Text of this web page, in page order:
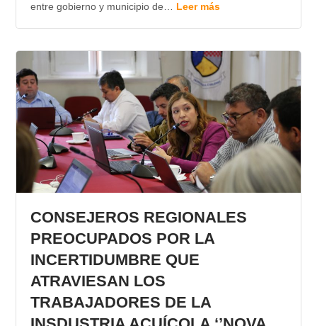
entre gobierno y municipio de… Leer más
CONSEJEROS REGIONALES
PREOCUPADOS POR LA
INCERTIDUMBRE QUE
ATRAVIESAN LOS
TRABAJADORES DE LA